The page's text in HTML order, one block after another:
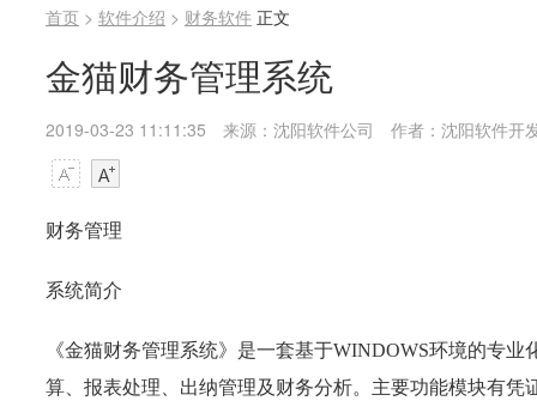
首页 > 软件介绍 > 财务软件 正文
金猫财务管理系统
2019-03-23 11:11:35 来源：沈阳软件公司 作者：沈阳软件开
财务管理
系统简介
《金猫财务管理系统》是一套基于WINDOWS环境的专业
算、报表处理、出纳管理及财务分析。 主要功能模块有凭